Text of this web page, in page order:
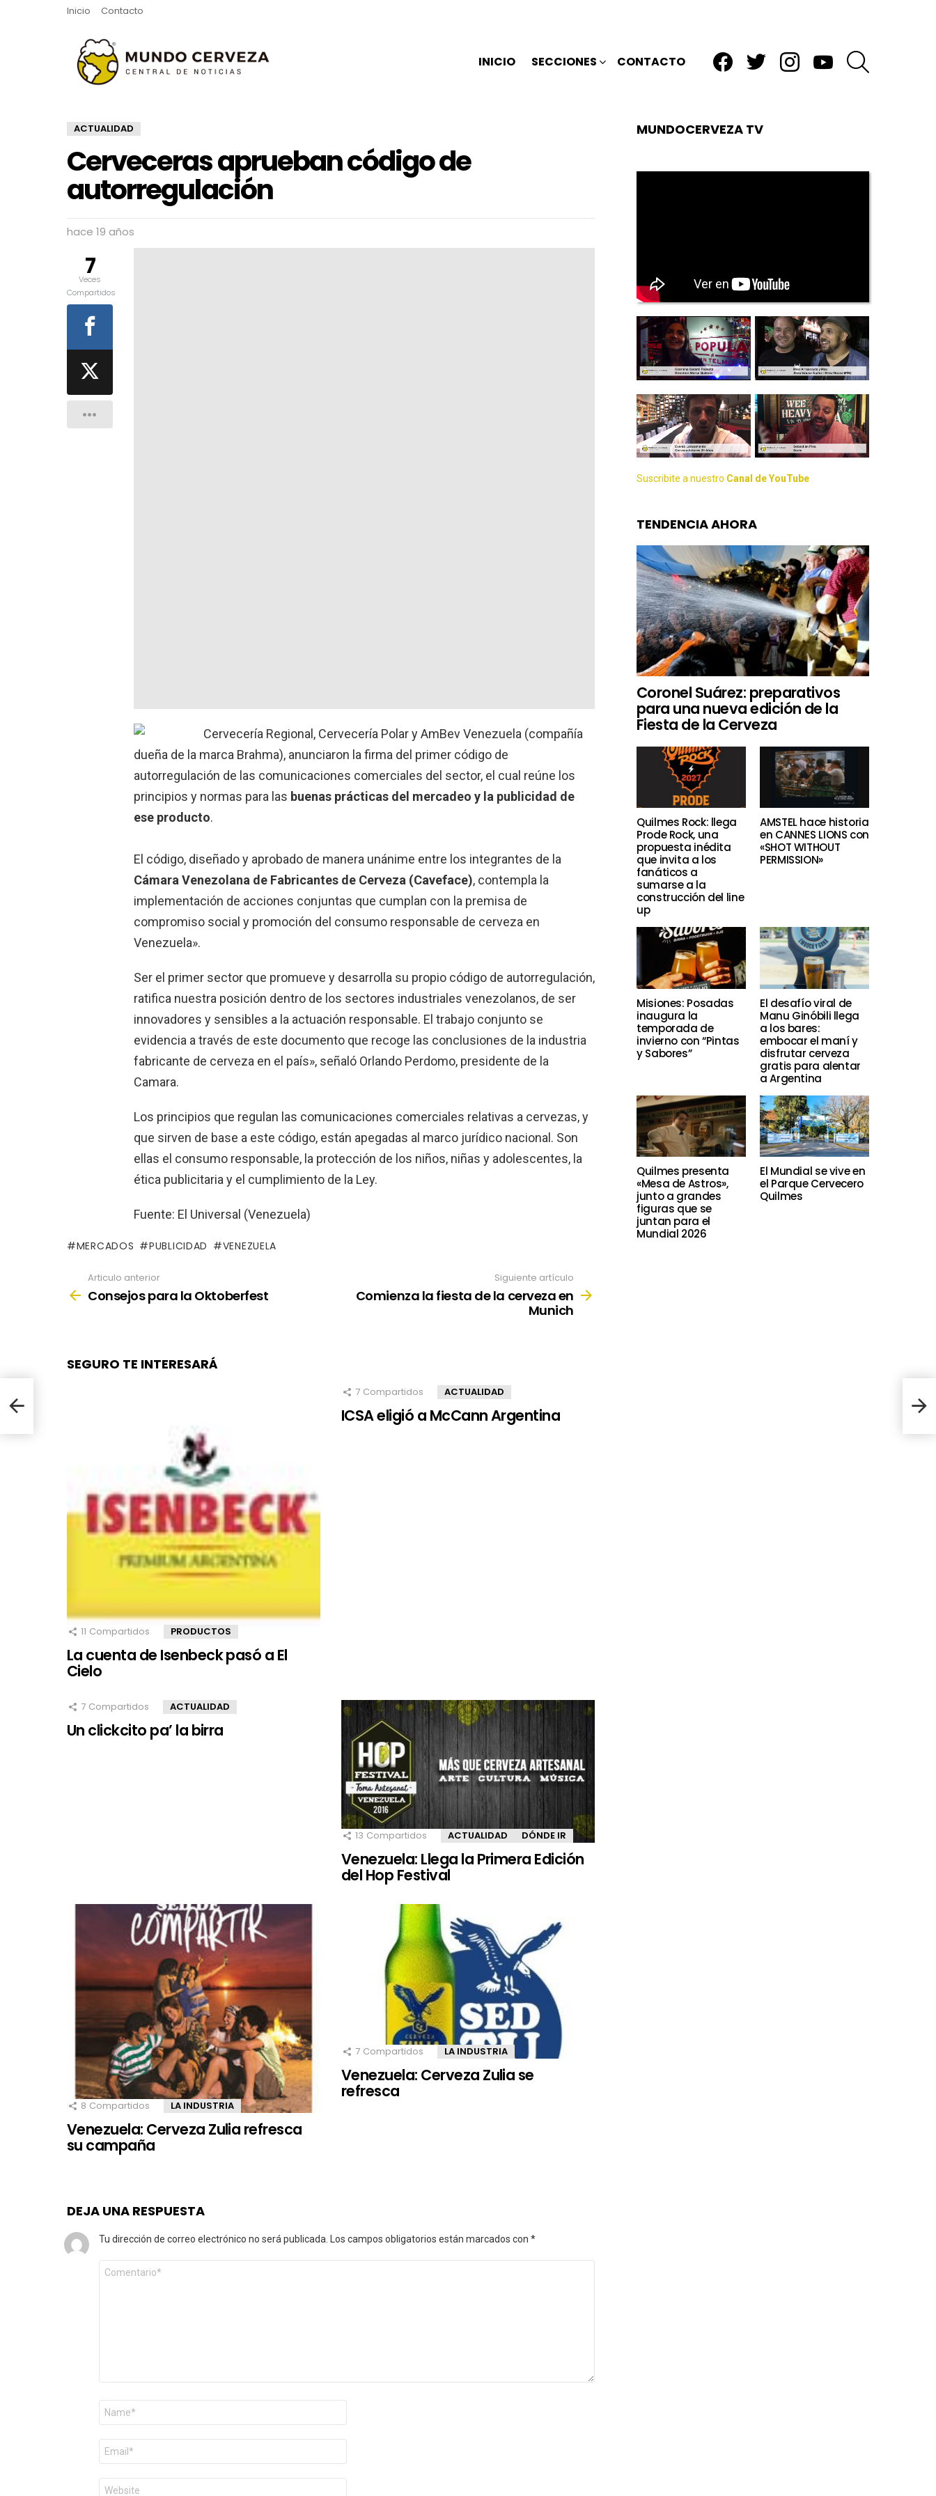
Inicio Contacto
INICIO SECCIONES CONTACTO
ACTUALIDAD
Cerveceras aprueban código de
autorregulación
hace 19 años
Cervecería Regional, Cervecería Polar y AmBev Venezuela (compañía
dueña de la marca Brahma), anunciaron la firma del primer código de
autorregulación de las comunicaciones comerciales del sector, el cual reúne los
principios y normas para las buenas prácticas del mercadeo y la publicidad de
ese producto.
El código, diseñado y aprobado de manera unánime entre los integrantes de la
Cámara Venezolana de Fabricantes de Cerveza (Caveface), contempla la
implementación de acciones conjuntas que cumplan con la premisa de
compromiso social y promoción del consumo responsable de cerveza en
Venezuela».
Ser el primer sector que promueve y desarrolla su propio código de autorregulación,
ratifica nuestra posición dentro de los sectores industriales venezolanos, de ser
innovadores y sensibles a la actuación responsable. El trabajo conjunto se
evidencia a través de este documento que recoge las conclusiones de la industria
fabricante de cerveza en el país», señaló Orlando Perdomo, presidente de la
Camara.
Los principios que regulan las comunicaciones comerciales relativas a cervezas, y
que sirven de base a este código, están apegadas al marco jurídico nacional. Son
ellas el consumo responsable, la protección de los niños, niñas y adolescentes, la
ética publicitaria y el cumplimiento de la Ley.
Fuente: El Universal (Venezuela)
7
Veces
Compartidos
MERCADOS PUBLICIDAD VENEZUELA
more
Articulo anterior
Consejos para la Oktoberfest
Siguiente artículo
Comienza la fiesta de la cerveza en
Munich
SEGURO TE INTERESARÁ
11 Compartidos PRODUCTOS
La cuenta de Isenbeck pasó a El
Cielo
7 Compartidos ACTUALIDAD
ICSA eligió a McCann Argentina
7 Compartidos ACTUALIDAD
Un clickcito pa’ la birra
13 Compartidos ACTUALIDAD DÓNDE IR
Venezuela: Llega la Primera Edición
del Hop Festival
8 Compartidos LA INDUSTRIA
Venezuela: Cerveza Zulia refresca
su campaña
7 Compartidos LA INDUSTRIA
Venezuela: Cerveza Zulia se
refresca
DEJA UNA RESPUESTA
Tu dirección de correo electrónico no será publicada. Los campos obligatorios están marcados con *
Comentario
Nombre
Correo
electrónico
*
Web
MUNDOCERVEZA TV
Suscribite a nuestro Canal de YouTube
TENDENCIA AHORA
Coronel Suárez: preparativos
para una nueva edición de la
Fiesta de la Cerveza
Quilmes Rock: llega
Prode Rock, una
propuesta inédita
que invita a los
fanáticos a
sumarse a la
construcción del line
up
AMSTEL hace historia
en CANNES LIONS con
«SHOT WITHOUT
PERMISSION»
Misiones: Posadas
inaugura la
temporada de
invierno con “Pintas
y Sabores”
El desafío viral de
Manu Ginóbili llega
a los bares:
embocar el maní y
disfrutar cerveza
gratis para alentar
a Argentina
Quilmes presenta
«Mesa de Astros»,
junto a grandes
figuras que se
juntan para el
Mundial 2026
El Mundial se vive en
el Parque Cervecero
Quilmes